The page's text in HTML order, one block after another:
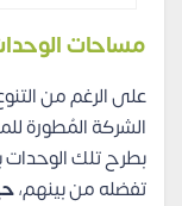
مساحات
على الرغم من
الشركة المُطورة
بطرح تلك الوحدات
تفضله من بينهم،